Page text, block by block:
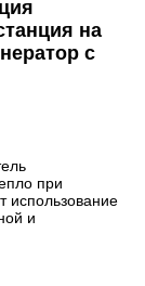
на
с
при
использование
и